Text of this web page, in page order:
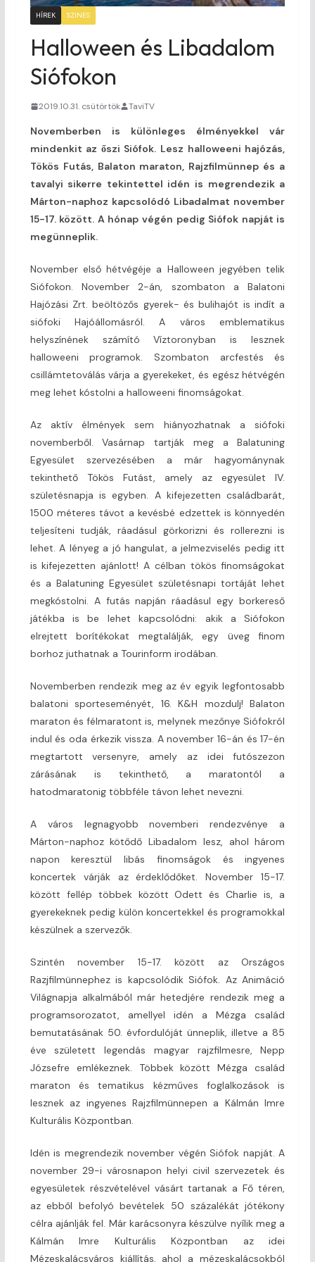
HÍREK SZINES
Halloween és Libadalom
Siófokon
2019.10.31. csütörtök TaviTV
Novemberben is különleges élményekkel vár
mindenkit az őszi Siófok. Lesz halloweeni hajózás,
Tökös Futás, Balaton maraton, Rajzfilmünnep és a
tavalyi sikerre tekintettel idén is megrendezik a
Márton-naphoz kapcsolódó Libadalmat november
15-17. között. A hónap végén pedig Siófok napját is
megünneplik.
November első hétvégéje a Halloween jegyében telik
Siófokon. November 2-án, szombaton a Balatoni
Hajózási Zrt. beöltözős gyerek- és bulihajót is indít a
siófoki Hajóállomásról. A város emblematikus
helyszínének számító Víztoronyban is lesznek
halloweeni programok. Szombaton arcfestés és
csillámtetoválás várja a gyerekeket, és egész hétvégén
meg lehet kóstolni a halloweeni finomságokat.
Az aktív élmények sem hiányozhatnak a siófoki
novemberből. Vasárnap tartják meg a Balatuning
Egyesület szervezésében a már hagyománynak
tekinthető Tökös Futást, amely az egyesület IV.
születésnapja is egyben. A kifejezetten családbarát,
1500 méteres távot a kevésbé edzettek is könnyedén
teljesíteni tudják, ráadásul görkorizni és rollerezni is
lehet. A lényeg a jó hangulat, a jelmezviselés pedig itt
is kifejezetten ajánlott! A célban tökös finomságokat
és a Balatuning Egyesület születésnapi tortáját lehet
megkóstolni. A futás napján ráadásul egy borkereső
játékba is be lehet kapcsolódni: akik a Siófokon
elrejtett borítékokat megtalálják, egy üveg finom
borhoz juthatnak a Tourinform irodában.
Novemberben rendezik meg az év egyik legfontosabb
balatoni sporteseményét, 16. K&H mozdulj! Balaton
maraton és félmaratont is, melynek mezőnye Siófokról
indul és oda érkezik vissza. A november 16-án és 17-én
megtartott versenyre, amely az idei futószezon
zárásának is tekinthető, a maratontól a
hatodmaratonig többféle távon lehet nevezni.
A város legnagyobb novemberi rendezvénye a
Márton-naphoz kötődő Libadalom lesz, ahol három
napon keresztül libás finomságok és ingyenes
koncertek várják az érdeklődőket. November 15-17.
között fellép többek között Odett és Charlie is, a
gyerekeknek pedig külön koncertekkel és programokkal
készülnek a szervezők.
Szintén november 15-17. között az Országos
Razjfilmünnephez is kapcsolódik Siófok. Az Animáció
Világnapja alkalmából már hetedjére rendezik meg a
programsorozatot, amellyel idén a Mézga család
bemutatásának 50. évfordulóját ünneplik, illetve a 85
éve született legendás magyar rajzfilmesre, Nepp
Józsefre emlékeznek. Többek között Mézga család
maraton és tematikus kézműves foglalkozások is
lesznek az ingyenes Rajzfilmünnepen a Kálmán Imre
Kulturális Központban.
Idén is megrendezik november végén Siófok napját. A
november 29-i városnapon helyi civil szervezetek és
egyesületek részvételével vásárt tartanak a Fő téren,
az ebből befolyó bevételek 50 százalékát jótékony
célra ajánlják fel. Már karácsonyra készülve nyílik meg a
Kálmán Imre Kulturális Központban az idei
Mézeskalácsváros kiállítás, ahol a mézeskalácsokból